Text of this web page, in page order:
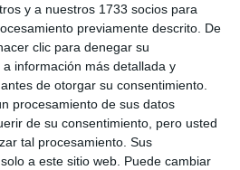
y a nuestros 1733 socios para
previamente descrito. De
clic para denegar su
información más detallada y
de otorgar su consentimiento.
procesamiento de sus datos
de su consentimiento, pero usted
tal procesamiento. Sus
a este sitio web. Puede cambiar